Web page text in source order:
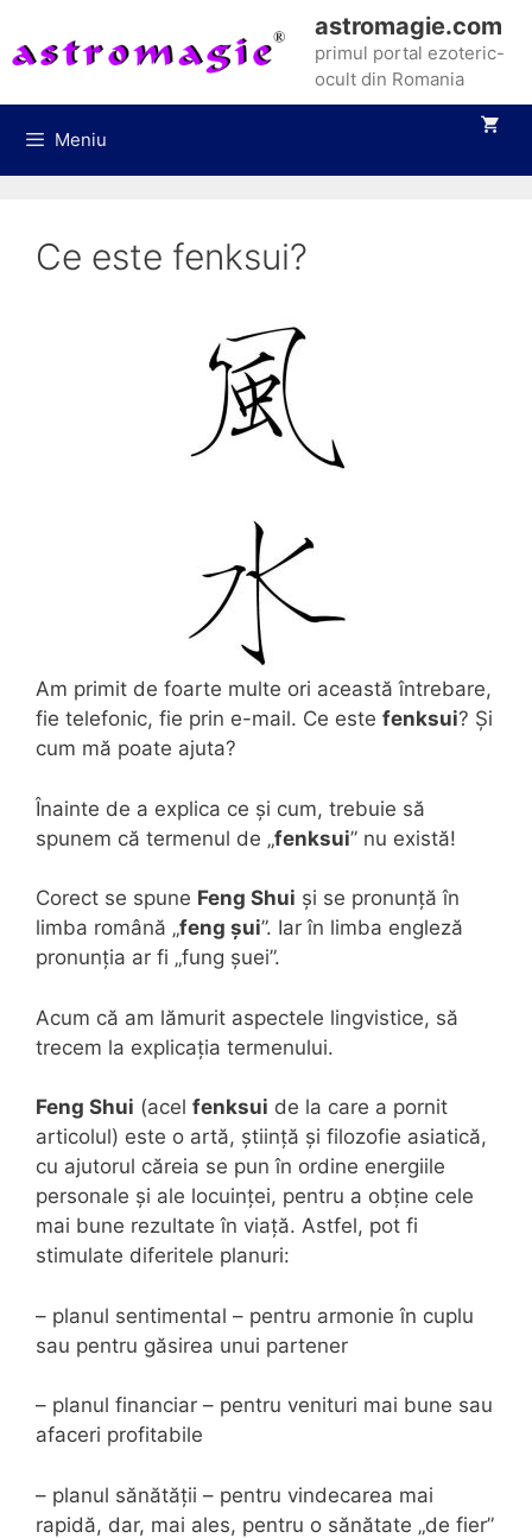
conținut
astromagie.com
primul portal ezoteric-
ocult din Romania
Meniu
Ce este fenksui?
Am primit de foarte multe ori această întrebare,
fie telefonic, fie prin e-mail. Ce este fenksui? Și
cum mă poate ajuta?
Înainte de a explica ce și cum, trebuie să
spunem că termenul de „fenksui” nu există!
Corect se spune Feng Shui și se pronunță în
limba română „feng șui”. Iar în limba engleză
pronunția ar fi „fung șuei”.
Acum că am lămurit aspectele lingvistice, să
trecem la explicația termenului.
Feng Shui (acel fenksui de la care a pornit
articolul) este o artă, știință și filozofie asiatică,
cu ajutorul căreia se pun în ordine energiile
personale și ale locuinței, pentru a obține cele
mai bune rezultate în viață. Astfel, pot fi
stimulate diferitele planuri:
– planul sentimental – pentru armonie în cuplu
sau pentru găsirea unui partener
– planul financiar – pentru venituri mai bune sau
afaceri profitabile
– planul sănătății – pentru vindecarea mai
rapidă, dar, mai ales, pentru o sănătate „de fier”